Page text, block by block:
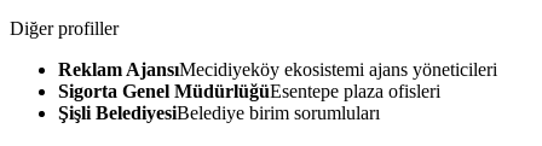
Diğer profiller
Reklam AjansıMecidiyeköy ekosistemi ajans yöneticileri
Sigorta Genel MüdürlüğüEsentepe plaza ofisleri
Şişli BelediyesiBelediye birim sorumluları